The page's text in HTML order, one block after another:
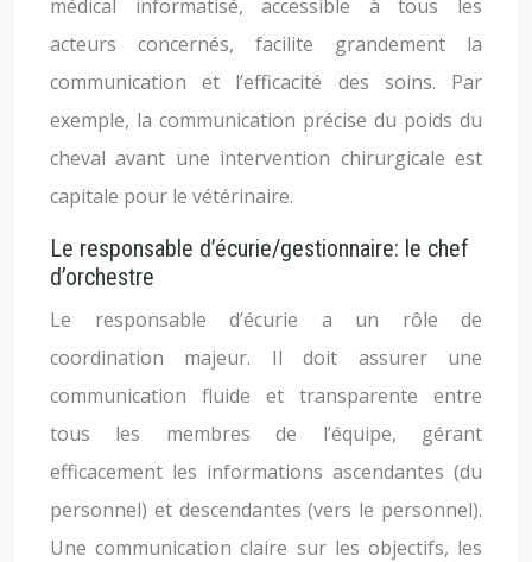
médical informatisé, accessible à tous les
acteurs concernés, facilite grandement la
communication et l’efficacité des soins. Par
exemple, la communication précise du poids du
cheval avant une intervention chirurgicale est
capitale pour le vétérinaire.
Le responsable d’écurie/gestionnaire: le chef
d’orchestre
Le responsable d’écurie a un rôle de
coordination majeur. Il doit assurer une
communication fluide et transparente entre
tous les membres de l’équipe, gérant
efficacement les informations ascendantes (du
personnel) et descendantes (vers le personnel).
Une communication claire sur les objectifs, les